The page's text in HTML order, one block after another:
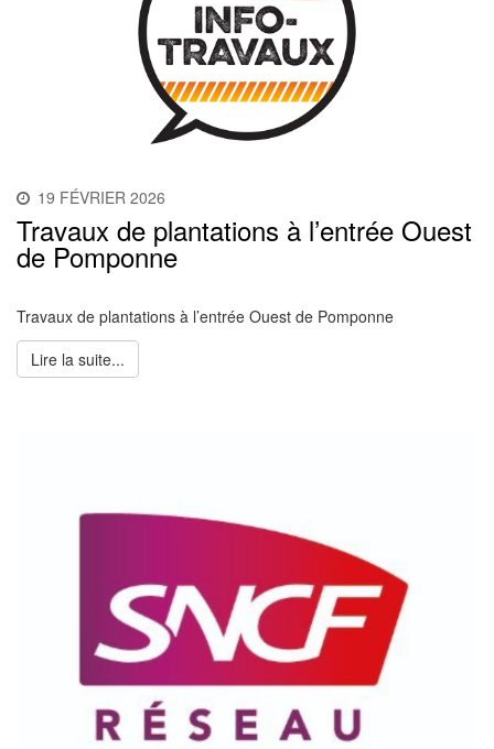
19 FÉVRIER 2026
Travaux de plantations à l’entrée Ouest
de Pomponne
Travaux de plantations à l’entrée Ouest de Pomponne
Lire la suite...